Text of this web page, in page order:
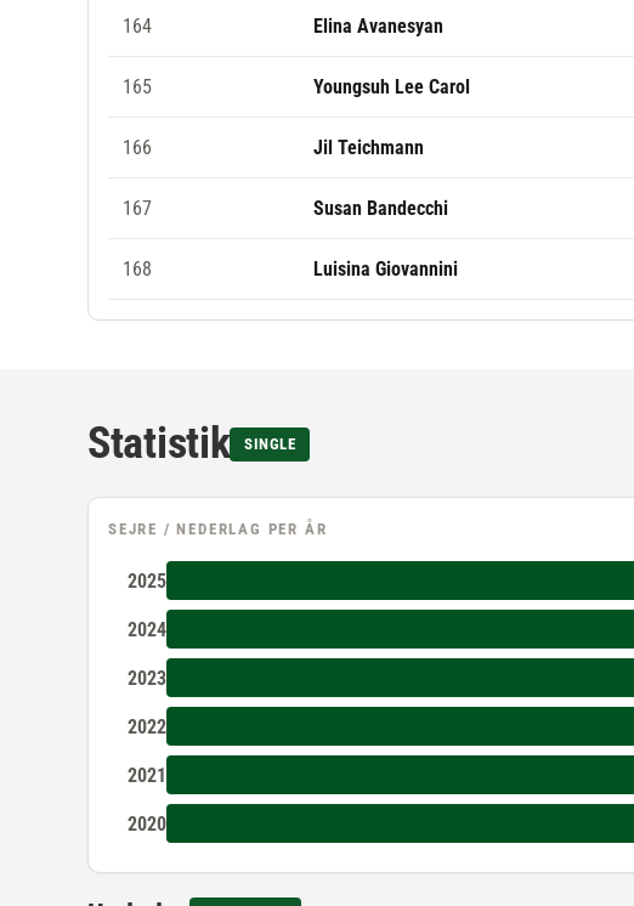
164 Elina Avanesyan
165 Youngsuh Lee Carol
166 Jil Teichmann
167 Susan Bandecchi
168 Luisina Giovannini
Statistik SINGLE
SEJRE / NEDERLAG PER ÅR
2025
2024
2023
2022
2021
2020